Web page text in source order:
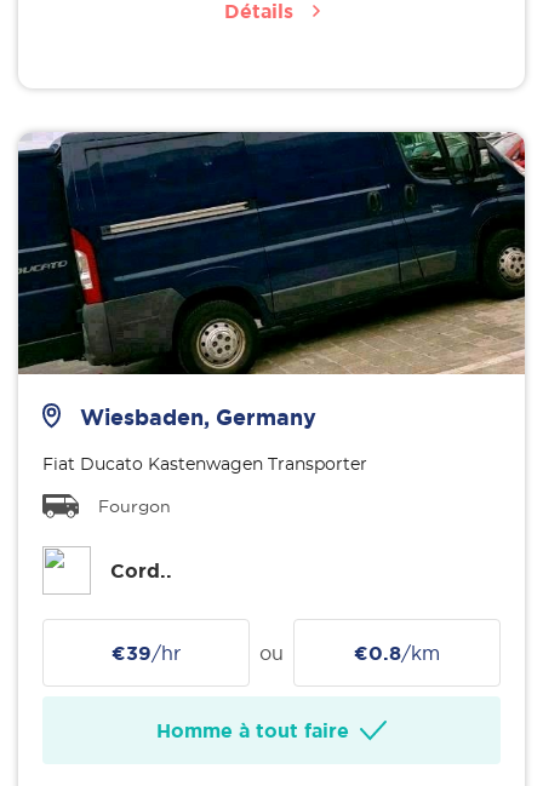
Détails
Wiesbaden, Germany
Fiat Ducato Kastenwagen Transporter
Fourgon
Cord..
€39/hr ou €0.8/km
Homme à tout faire